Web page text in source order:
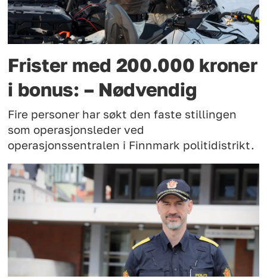
Frister med 200.000 kroner
i bonus: – Nødvendig
Fire personer har søkt den faste stillingen
som operasjonsleder ved
operasjonssentralen i Finnmark politidistrikt.